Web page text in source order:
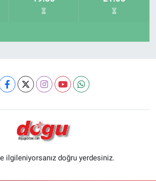
ilgileniyorsanız doğru yerdesiniz.